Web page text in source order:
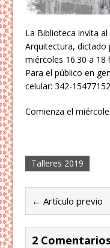
La Biblioteca invita
Arquitectura, dictado
miércoles 16.30 a 18
Para el público en
celular: 342-
Comienza el
Talleres 2019
← Artículo previo
2